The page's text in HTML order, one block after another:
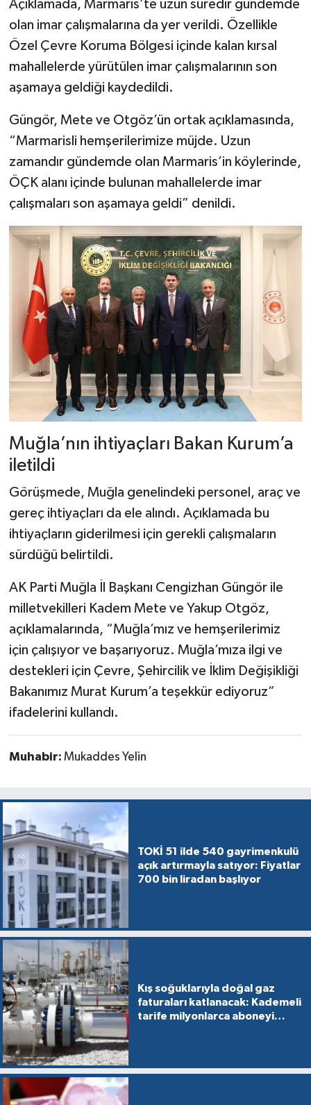
Açıklamada, Marmaris’te uzun süredir gündemde
olan imar çalışmalarına da yer verildi. Özellikle
Özel Çevre Koruma Bölgesi içinde kalan kırsal
mahallelerde yürütülen imar çalışmalarının son
aşamaya geldiği kaydedildi.
Güngör, Mete ve Otgöz’ün ortak açıklamasında,
“Marmarisli hemşerilerimize müjde. Uzun
zamandır gündemde olan Marmaris’in köylerinde,
ÖÇK alanı içinde bulunan mahallelerde imar
çalışmaları son aşamaya geldi” denildi.
Muğla’nın ihtiyaçları Bakan Kurum’a
iletildi
Görüşmede, Muğla genelindeki personel, araç ve
gereç ihtiyaçları da ele alındı. Açıklamada bu
ihtiyaçların giderilmesi için gerekli çalışmaların
sürdüğü belirtildi.
AK Parti Muğla İl Başkanı Cengizhan Güngör ile
milletvekilleri Kadem Mete ve Yakup Otgöz,
açıklamalarında, “Muğla’mız ve hemşerilerimiz
için çalışıyor ve başarıyoruz. Muğla’mıza ilgi ve
destekleri için Çevre, Şehircilik ve İklim Değişikliği
Bakanımız Murat Kurum’a teşekkür ediyoruz”
ifadelerini kullandı.
Muhabir: Mukaddes Yelin
TOKİ 51 ilde 540 gayrimenkulü
açık artırmayla satıyor: Fiyatlar
700 bin liradan başlıyor
Kış soğuklarıyla doğal gaz
faturaları katlanacak: Kademeli
tarife milyonlarca aboneyi